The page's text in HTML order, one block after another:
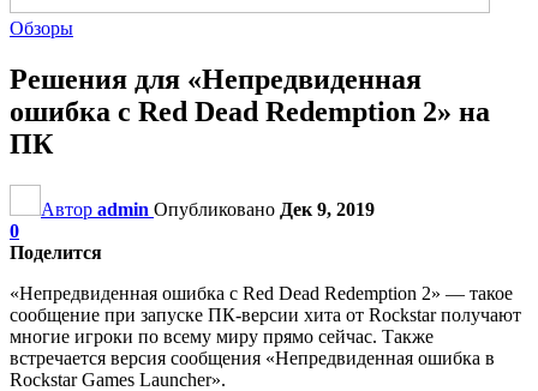
Обзоры
Решения для «Непредвиденная
ошибка с Red Dead Redemption 2» на
ПК
Автор admin Опубликовано Дек 9, 2019
0
Поделится
«Непредвиденная ошибка с Red Dead Redemption 2» — такое
сообщение при запуске ПК-версии хита от Rockstar получают
многие игроки по всему миру прямо сейчас. Также
встречается версия сообщения «Непредвиденная ошибка в
Rockstar Games Launcher».